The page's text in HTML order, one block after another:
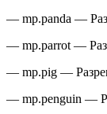
— mp.panda —
— mp.parrot —
— mp.pig —
— mp.penguin —